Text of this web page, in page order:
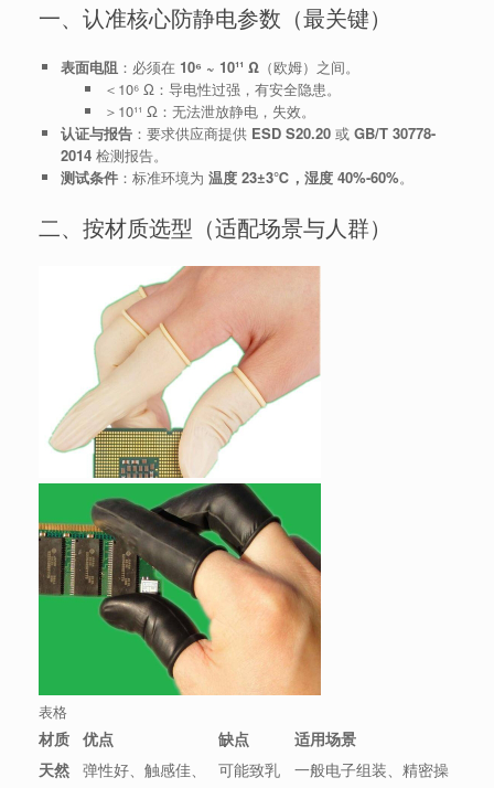
一、认准核心防静电参数（最关键）
表面电阻：必须在 10⁶ ~ 10¹¹ Ω（欧姆）之间。
＜10⁶ Ω：导电性过强，有安全隐患。
＞10¹¹ Ω：无法泄放静电，失效。
认证与报告：要求供应商提供 ESD S20.20或 GB/T 30778-
2014检测报告。
测试条件：标准环境为 温度 23±3℃，湿度 40%-60%。
二、按材质选型（适配场景与人群）
表格
材质 优点 缺点
适用场景
天然 弹性好、触感佳、
可能致乳
一般电子组装、精密操